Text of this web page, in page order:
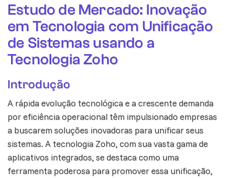
Estudo de Mercado: Inovação
em Tecnologia com Unificação
de Sistemas usando a
Tecnologia Zoho
Introdução
A rápida evolução tecnológica e a crescente demanda
por eficiência operacional têm impulsionado empresas
a buscarem soluções inovadoras para unificar seus
sistemas. A tecnologia Zoho, com sua vasta gama de
aplicativos integrados, se destaca como uma
ferramenta poderosa para promover essa unificação,